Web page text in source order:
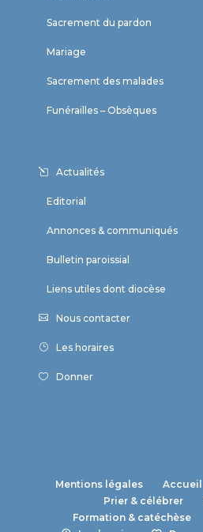
Sacrement du pardon
Mariage
Sacrement des malades
Funérailles – Obsèques
Actualités
Editorial
Annonces & communiqués
Bulletin paroissial
Liens utiles dont diocèse
Nous contacter
Les horaires
Donner
Mentions légales Accueil
Prier & célébrer
Formation & catéchèse